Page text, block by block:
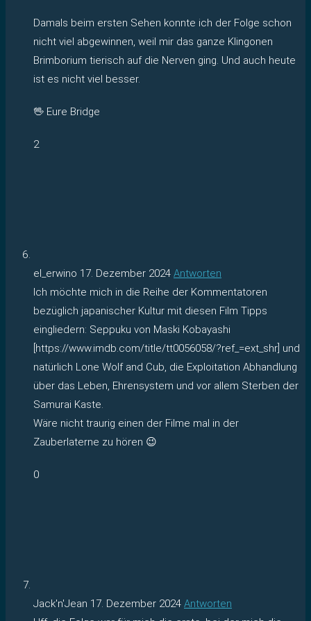
Damals beim ersten Sehen konnte ich der Folge schon
nicht viel abgewinnen, weil mir das ganze Klingonen
Brimborium tierisch auf die Nerven ging. Und auch heute
ist es nicht viel besser.
🖖 Eure Bridge
2
el_erwino 17. Dezember 2024 Antworten
Ich möchte mich in die Reihe der Kommentatoren
bezüglich japanischer Kultur mit diesen Film Tipps
eingliedern: Seppuku von Maski Kobayashi
[https://www.imdb.com/title/tt0056058/?ref_=ext_shr] und
natürlich Lone Wolf and Cub, die Exploitation Abhandlung
über das Leben, Ehrensystem und vor allem Sterben der
Samurai Kaste.
Wäre nicht traurig einen der Filme mal in der
Zauberlaterne zu hören 😉
0
Jack'n'Jean 17. Dezember 2024 Antworten